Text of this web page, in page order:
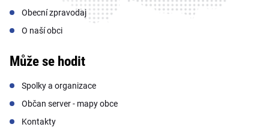
Obecní zpravodaj
O naší obci
Může se hodit
Spolky a organizace
Občan server - mapy obce
Kontakty